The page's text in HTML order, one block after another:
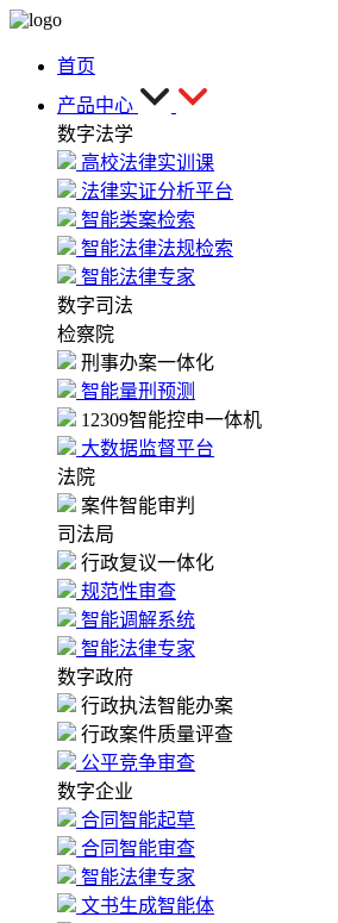
首页
产品中心
数字法学
高校法律实训课
法律实证分析平台
智能类案检索
智能法律法规检索
智能法律专家
数字司法
检察院
刑事办案一体化
智能量刑预测
12309智能控申一体机
大数据监督平台
法院
案件智能审判
司法局
行政复议一体化
规范性审查
智能调解系统
智能法律专家
数字政府
行政执法智能办案
行政案件质量评查
公平竞争审查
数字企业
合同智能起草
合同智能审查
智能法律专家
文书生成智能体